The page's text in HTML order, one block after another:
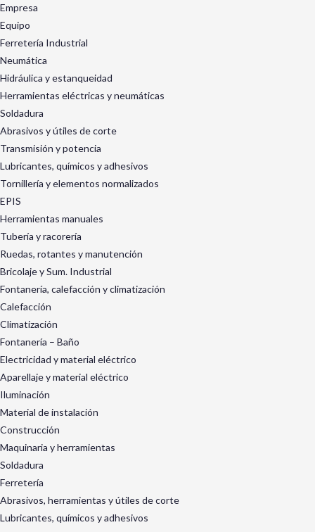
Empresa
Equipo
Ferretería Industrial
Neumática
Hidráulica y estanqueidad
Herramientas eléctricas y neumáticas
Soldadura
Abrasivos y útiles de corte
Transmisión y potencia
Lubricantes, químicos y adhesivos
Tornillería y elementos normalizados
EPIS
Herramientas manuales
Tubería y racorería
Ruedas, rotantes y manutención
Bricolaje y Sum. Industrial
Fontanería, calefacción y climatización
Calefacción
Climatización
Fontanería – Baño
Electricidad y material eléctrico
Aparellaje y material eléctrico
Iluminación
Material de instalación
Construcción
Maquinaria y herramientas
Soldadura
Ferretería
Abrasivos, herramientas y útiles de corte
Lubricantes, químicos y adhesivos